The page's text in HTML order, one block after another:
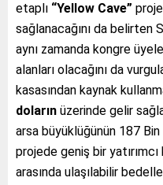
etaplı “Yellow Cave”
sağlanacağını da belirten
aynı zamanda kongre
alanları olacağını da
kasasından kaynak
doların üzerinde gelir
arsa büyüklüğünün 187
projede geniş bir
arasında ulaşılabilir